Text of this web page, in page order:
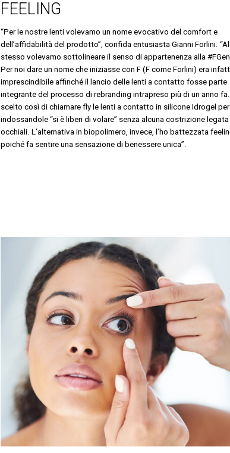
FEELING
“Per le nostre lenti volevamo un nome evocativo del comfort e
dell’affidabilità del prodotto”, confida entusiasta Gianni Forlini.
stesso volevamo sottolineare il senso di appartenenza alla
Per noi dare un nome che iniziasse con F (F come Forlini) era
imprescindibile affinché il lancio delle lenti a contatto fosse parte
integrante del processo di rebranding intrapreso più di un anno
scelto così di chiamare fly le lenti a contatto in silicone Idrogel
indossandole “si è liberi di volare” senza alcuna costrizione
occhiali. L’alternativa in biopolimero, invece, l’ho battezzata
poiché fa sentire una sensazione di benessere unica”.